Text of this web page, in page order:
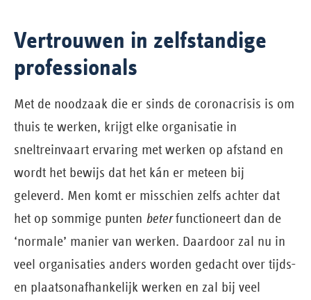
Vertrouwen in zelfstandige
professionals
Met de noodzaak die er sinds de coronacrisis is om
thuis te werken, krijgt elke organisatie in
sneltreinvaart ervaring met werken op afstand en
wordt het bewijs dat het kán er meteen bij
geleverd. Men komt er misschien zelfs achter dat
het op sommige punten beterfunctioneert dan de
‘normale’ manier van werken. Daardoor zal nu in
veel organisaties anders worden gedacht over tijds-
en plaatsonafhankelijk werken en zal bij veel